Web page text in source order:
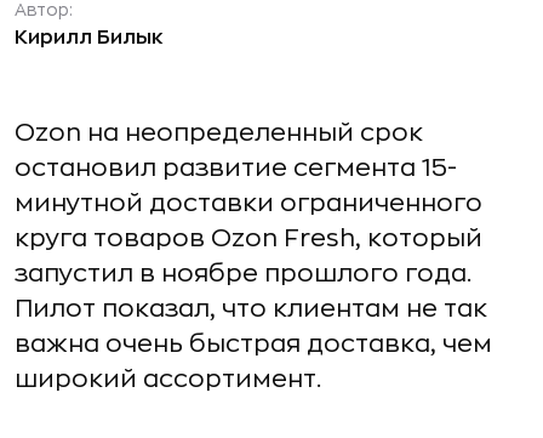
Автор:
Кирилл Билык
Ozon на неопределенный срок
остановил развитие сегмента 15-
минутной доставки ограниченного
круга товаров Ozon Fresh, который
запустил в ноябре прошлого года.
Пилот показал, что клиентам не так
важна очень быстрая доставка, чем
широкий ассортимент.